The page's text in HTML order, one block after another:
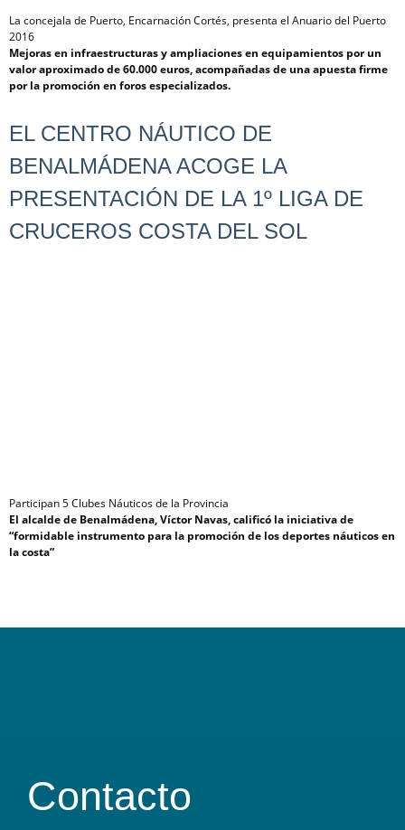
La concejala de Puerto, Encarnación Cortés, presenta el Anuario del Puerto
2016
Mejoras en infraestructuras y ampliaciones en equipamientos por un
valor aproximado de 60.000 euros, acompañadas de una apuesta firme
por la promoción en foros especializados.
EL CENTRO NÁUTICO DE
BENALMÁDENA ACOGE LA
PRESENTACIÓN DE LA 1º LIGA DE
CRUCEROS COSTA DEL SOL
Participan 5 Clubes Náuticos de la Provincia
El alcalde de Benalmádena, Víctor Navas, calificó la iniciativa de
“formidable instrumento para la promoción de los deportes náuticos en
la costa”
Contacto